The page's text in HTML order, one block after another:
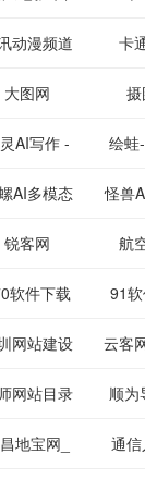
小站 供最
频网站电
影频道
果TV
动漫频道
漫综合
卡
动
大图网
AI写作 -
领先的AI
写作助手
绘蛙
片、
AI多模态
大语言模型
怪兽
锐客网 航
软件下载
站
91
网站建设 云客
包
网站目录
址大全
顺为
公运
地宝网_ 通